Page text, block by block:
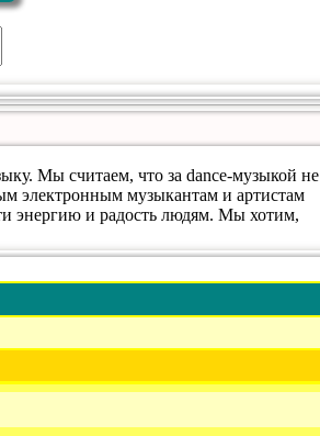
Мы считаем, что за dance-музыкой не
электронным музыкантам и артистам
энергию и радость людям. Мы хотим,